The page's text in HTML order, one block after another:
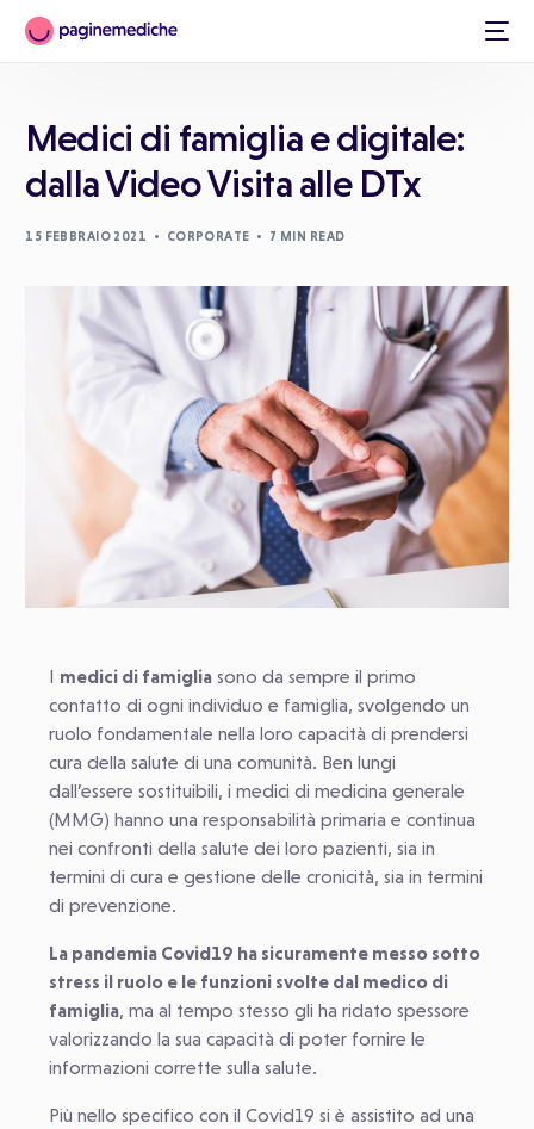
Medici di famiglia e digitale:
dalla Video Visita alle DTx
15 FEBBRAIO 2021 CORPORATE 7 MIN READ
I medici di famiglia sono da sempre il primo
contatto di ogni individuo e famiglia, svolgendo un
ruolo fondamentale nella loro capacità di prendersi
cura della salute di una comunità. Ben lungi
dall’essere sostituibili, i medici di medicina generale
(MMG) hanno una responsabilità primaria e continua
nei confronti della salute dei loro pazienti, sia in
termini di cura e gestione delle cronicità, sia in termini
di prevenzione.
La pandemia Covid19 ha sicuramente messo sotto
stress il ruolo e le funzioni svolte dal medico di
famiglia, ma al tempo stesso gli ha ridato spessore
valorizzando la sua capacità di poter fornire le
informazioni corrette sulla salute.
Più nello specifico con il Covid19 si è assistito ad una
Italiano